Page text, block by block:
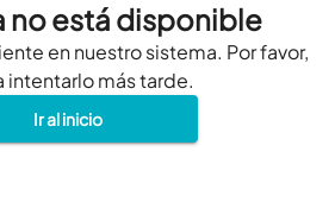
no está disponible
en nuestro sistema. Por favor,
intentarlo más tarde.
Ir al inicio